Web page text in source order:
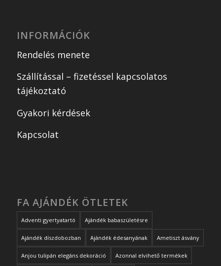
INFORMÁCIÓK
Rendelés menete
Szállítással – fizetéssel kapcsolatos
tájékoztató
Gyakori kérdések
Kapcsolat
FA AJÁNDÉK ÖTLETEK
Adventi gyertyatartó Ajándék babaszületésre
Ajándék díszdobozban Ajándék édesanyának Ametiszt ásvány
Anjou tulipán elegáns dekoráció Azonnal elvihető termékek